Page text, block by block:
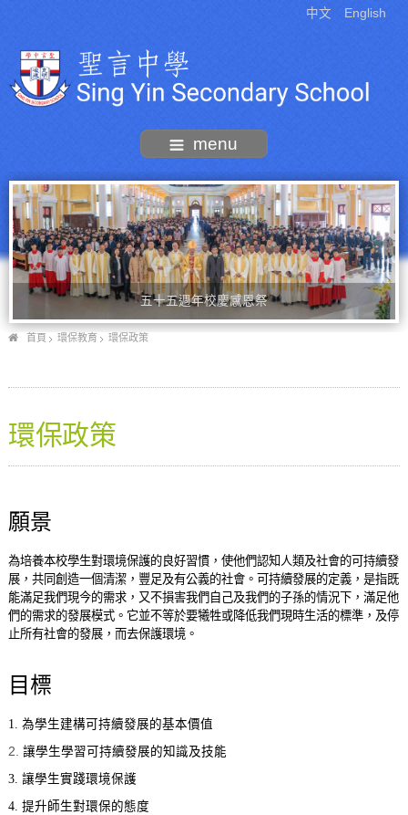
中文 English
menu
五十五週年校慶感恩祭
首頁 環保教育 環保政策
環保政策
願景
為培養本校學生對環境保護的良好習慣，使他們認知人類及社會的可持續發
展，共同創造一個清潔，豐足及有公義的社會。可持續發展的定義，是指既
能滿足我們現今的需求，又不損害我們自己及我們的子孫的情況下，滿足他
們的需求的發展模式。它並不等於要犧牲或降低我們現時生活的標準，及停
止所有社會的發展，而去保護環境。
目標
1. 為學生建構可持續發展的基本價值
2. 讓學生學習可持續發展的知識及技能
3. 讓學生實踐環境保護
4. 提升師生對環保的態度